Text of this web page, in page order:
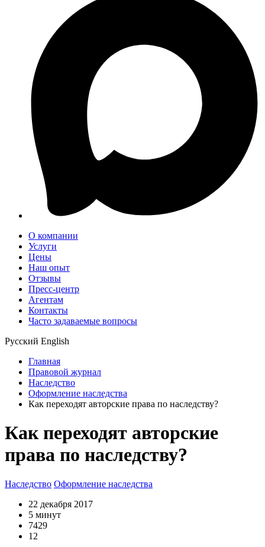
О компании
Услуги
Цены
Наш опыт
Отзывы
Пресс-центр
Агентам
Контакты
Часто задаваемые вопросы
Русский English
Главная
Правовой журнал
Наследство
Оформление наследства
Как переходят авторские права по наследству?
Как переходят авторские
права по наследству?
Наследство Оформление наследства
22 декабря 2017
5 минут
7429
12